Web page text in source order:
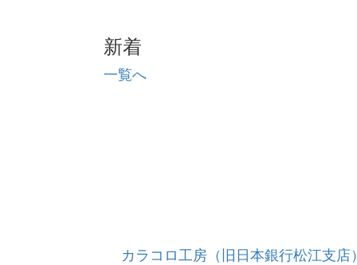
新着
一覧へ
カラコロ工房（旧日本銀行松江支店